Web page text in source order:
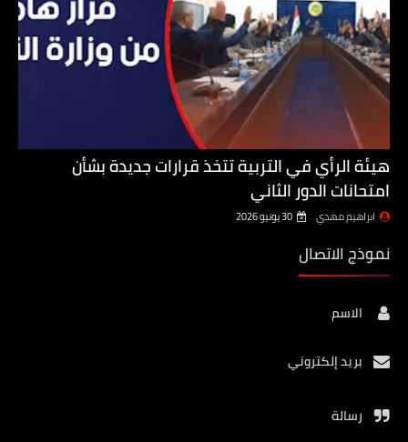
هيئة الرأي في التربية تتخذ قرارات جديدة بشأن
امتحانات الدور الثاني
ابراهيم مهدي 30 يونيو 2026
نموذج الاتصال
الاسم
بريد إلكتروني
رسالة